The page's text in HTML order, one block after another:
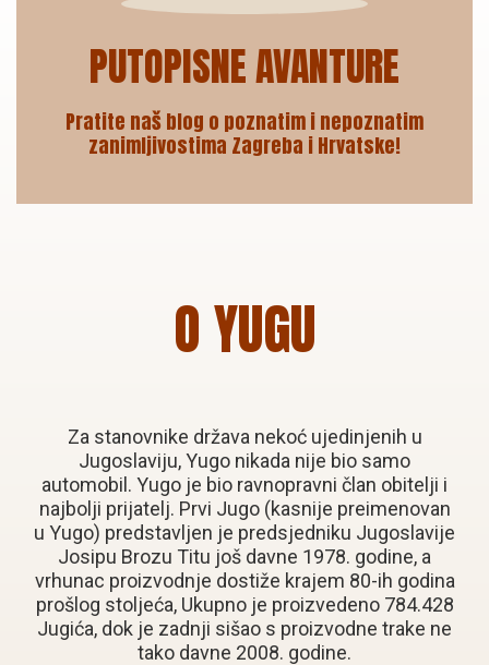
PUTOPISNE AVANTURE
Pratite naš blog o poznatim i nepoznatim
zanimljivostima Zagreba i Hrvatske!
O YUGU
Za stanovnike država nekoć ujedinjenih u
Jugoslaviju, Yugo nikada nije bio samo
automobil. Yugo je bio ravnopravni član obitelji i
najbolji prijatelj. Prvi Jugo (kasnije preimenovan
u Yugo) predstavljen je predsjedniku Jugoslavije
Josipu Brozu Titu još davne 1978. godine, a
vrhunac proizvodnje dostiže krajem 80-ih godina
prošlog stoljeća, Ukupno je proizvedeno 784.428
Jugića, dok je zadnji sišao s proizvodne trake ne
tako davne 2008. godine.